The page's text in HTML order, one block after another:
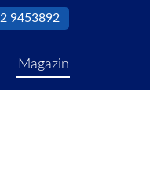
9453892
Magazin